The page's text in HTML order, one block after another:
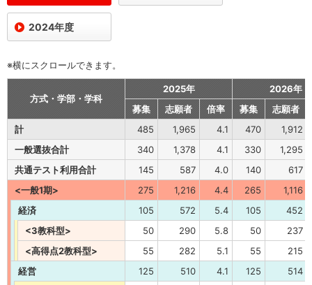
2024年度
※横にスクロールできます。
方式・学部・学科
2025年
2026年
募集
志願者 倍率 募集
志願者
計
485 1,965 4.1 470
1,912
一般選抜合計
340 1,378 4.1 330
1,295
共通テスト利用合計
145 587 4.0 140
617
<一般1期>
275 1,216 4.4 265
1,116
経済
105 572 5.4 105
452
<3教科型>
50 290 5.8 50
237
<高得点2教科型>
55 282 5.1 55
215
経営
125 510 4.1 125
514